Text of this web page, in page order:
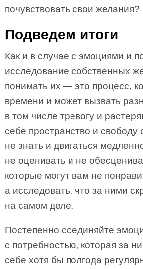
почувствовать свои желания?
Подведем итоги
Как и в случае с эмоциями и
исследование собственных
понимать их — это процесс,
времени и может вызвать
в том числе тревогу и
себе пространство и свободу
не знать и двигаться
не оценивать и не
которые могут вам не
а исследовать, что за ними
на самом деле.
Постепенно соединяйте
с потребностью, которая за
себе хотя бы полгода